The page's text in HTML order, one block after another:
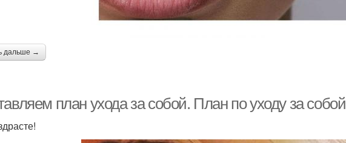
дальше →
план ухода за собой. План по уходу за собой